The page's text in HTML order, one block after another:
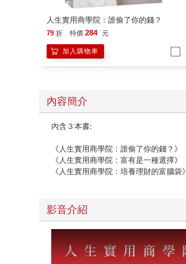
人生實用商學院：誰偷了你的錢？
79 折 特價 284 元
加入購物車
內容簡介
內含３本書:
《人生實用商學院：誰偷了你的錢？》
《人生實用商學院：富有是一種選擇》
《人生實用商學院：培養理財的富腦袋》
影音介紹